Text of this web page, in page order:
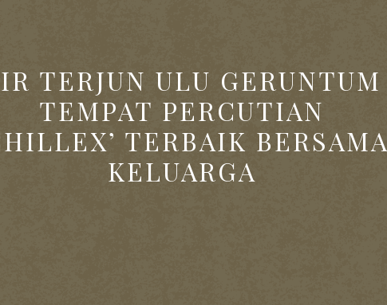
TERJUN ULU GERUNTUM
TEMPAT PERCUTIAN
TERBAIK BERSAMA
KELUARGA